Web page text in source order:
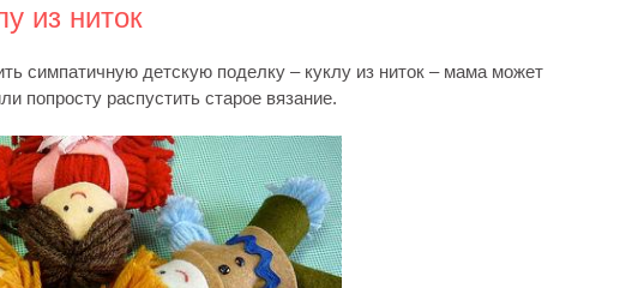
из ниток
симпатичную детскую поделку – куклу из ниток – мама может
попросту распустить старое вязание.